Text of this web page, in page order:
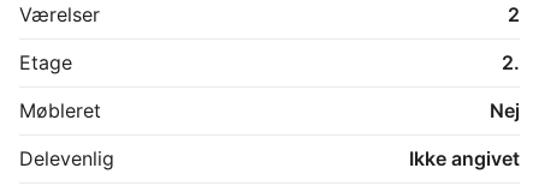
Værelser
2
Etage
2.
Møbleret
Nej
Delevenlig
Ikke angivet